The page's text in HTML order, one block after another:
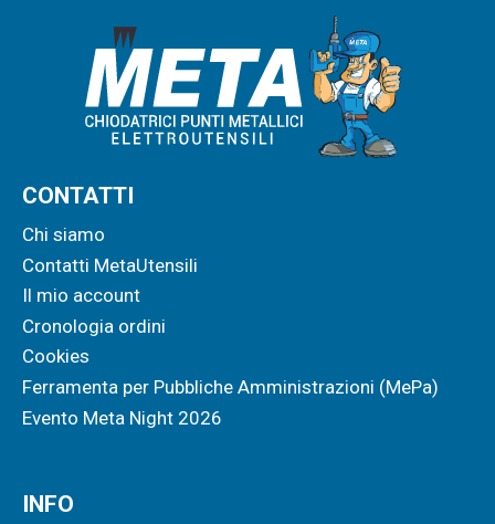
CONTATTI
Chi siamo
Contatti MetaUtensili
Il mio account
Cronologia ordini
Cookies
Ferramenta per Pubbliche Amministrazioni (MePa)
Evento Meta Night 2026
INFO